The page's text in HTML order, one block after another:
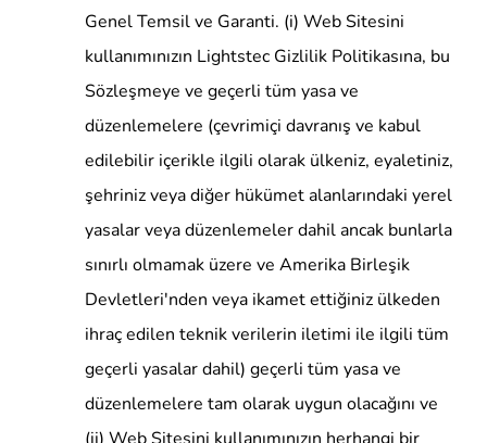
Genel Temsil ve Garanti. (i) Web Sitesini
kullanımınızın Lightstec Gizlilik Politikasına, bu
Sözleşmeye ve geçerli tüm yasa ve
düzenlemelere (çevrimiçi davranış ve kabul
edilebilir içerikle ilgili olarak ülkeniz, eyaletiniz,
şehriniz veya diğer hükümet alanlarındaki yerel
yasalar veya düzenlemeler dahil ancak bunlarla
sınırlı olmamak üzere ve Amerika Birleşik
Devletleri'nden veya ikamet ettiğiniz ülkeden
ihraç edilen teknik verilerin iletimi ile ilgili tüm
geçerli yasalar dahil) geçerli tüm yasa ve
düzenlemelere tam olarak uygun olacağını ve